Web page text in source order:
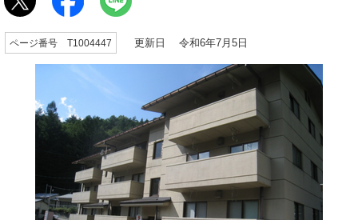
ページ番号 T1004447 更新日 令和6年7月5日